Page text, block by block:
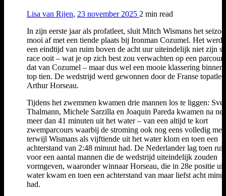
Lisa van Rijen, 23 november 2025 2 min read
In zijn eerste jaar als profatleet, sluit Mitch Wismans het
mooi af met een tiende plaats bij Ironman Cozumel. Het werd
een eindtijd van ruim boven de acht uur uiteindelijk niet zijn
race ooit – wat je op zich best zou verwachten op een
dat van Cozumel – maar dus wel een mooie klassering binnen
top tien. De wedstrijd werd gewonnen door de Franse
Arthur Horseau.
Tijdens het zwemmen kwamen drie mannen los te liggen:
Thalmann, Michele Sarzilla en Joaquin Pareda kwamen na
meer dan 41 minuten uit het water – van een altijd te kort
zwemparcours waarbij de stroming ook nog eens volledig
terwijl Wismans als vijftiende uit het water klom en toen een
achterstand van 2:48 minuut had. De Nederlander lag toen
voor een aantal mannen die de wedstrijd uiteindelijk zouden
vormgeven, waaronder winnaar Horseau, die in 28e positie
water kwam en toen een achterstand van maar liefst acht
had.